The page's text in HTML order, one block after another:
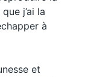
j’ai la
à
et